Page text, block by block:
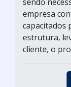
empresa
capacitados
estrutura,
cliente, o